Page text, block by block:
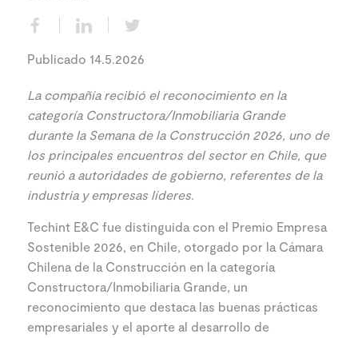
Publicado 14.5.2026
La compañía recibió el reconocimiento en la
categoría Constructora/Inmobiliaria Grande
durante la Semana de la Construcción 2026, uno de
los principales encuentros del sector en Chile, que
reunió a autoridades de gobierno, referentes de la
industria y empresas líderes.
Techint E&C fue distinguida con el Premio Empresa
Sostenible 2026, en Chile, otorgado por la Cámara
Chilena de la Construcción en la categoría
Constructora/Inmobiliaria Grande, un
reconocimiento que destaca las buenas prácticas
empresariales y el aporte al desarrollo de